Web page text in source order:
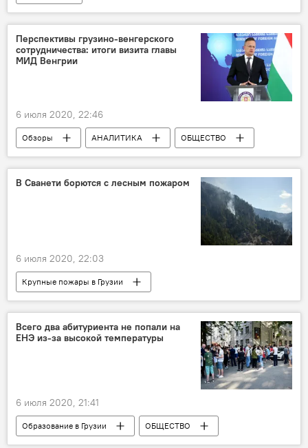
Календарь религиозных праздников
Перспективы грузино-венгерского
сотрудничества: итоги визита главы
МИД Венгрии
6 июля 2020, 22:46
Обзоры АНАЛИТИКА
ОБЩЕСТВО
Грузия
ЭКОНОМИКА ПОЛИТИКА
В Сванети борются с лесным пожаром
6 июля 2020, 22:03
Крупные пожары в Грузии
ПРОИСШЕСТВИЯ
Грузия
НОВОСТИ
Всего два абитуриента не попали на
ЕНЭ из-за высокой температуры
6 июля 2020, 21:41
Образование в Грузии
ОБЩЕСТВО